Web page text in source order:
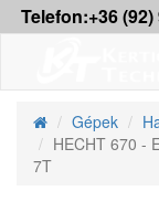
Telefon:+36 (92)
Gépek
HECHT 670 -
7T